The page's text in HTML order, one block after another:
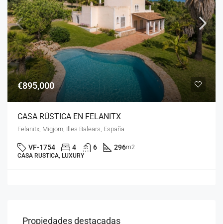
€895,000
CASA RÚSTICA EN FELANITX
Felanitx, Migjorn, Illes Balears, España
VF-1754 4 6 296m2
CASA RUSTICA, LUXURY
Propiedades destacadas